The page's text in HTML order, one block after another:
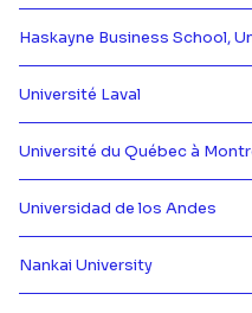
Haskayne Business School,
Université Laval
Université du Québec à
Universidad de los Andes
Nankai University